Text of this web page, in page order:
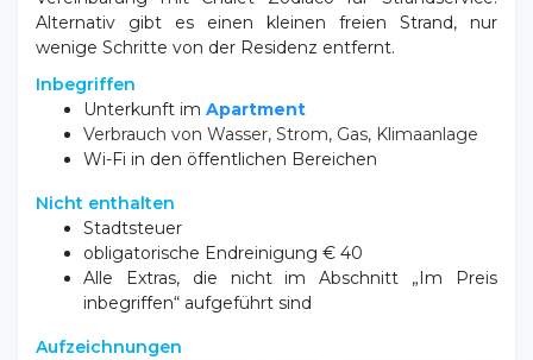
Bereichen. Bezahltes Parken. Angegliederter Strand
gegen Gebühr.
Unterkunft
Zweizimmerwohnungen, alle mit Balkon mit Meerblick,
Wohnzimmer, Küche mit Doppelschlafcouch,
Schlafzimmer mit Doppelbett und Badezimmer.
Doppelschlafcouch und 2 Doppelzimmern.
Strand
Vereinbarung mit Chalet Zodiaco für Strandservice.
Alternativ gibt es einen kleinen freien Strand, nur
wenige Schritte von der Residenz entfernt.
Inbegriffen